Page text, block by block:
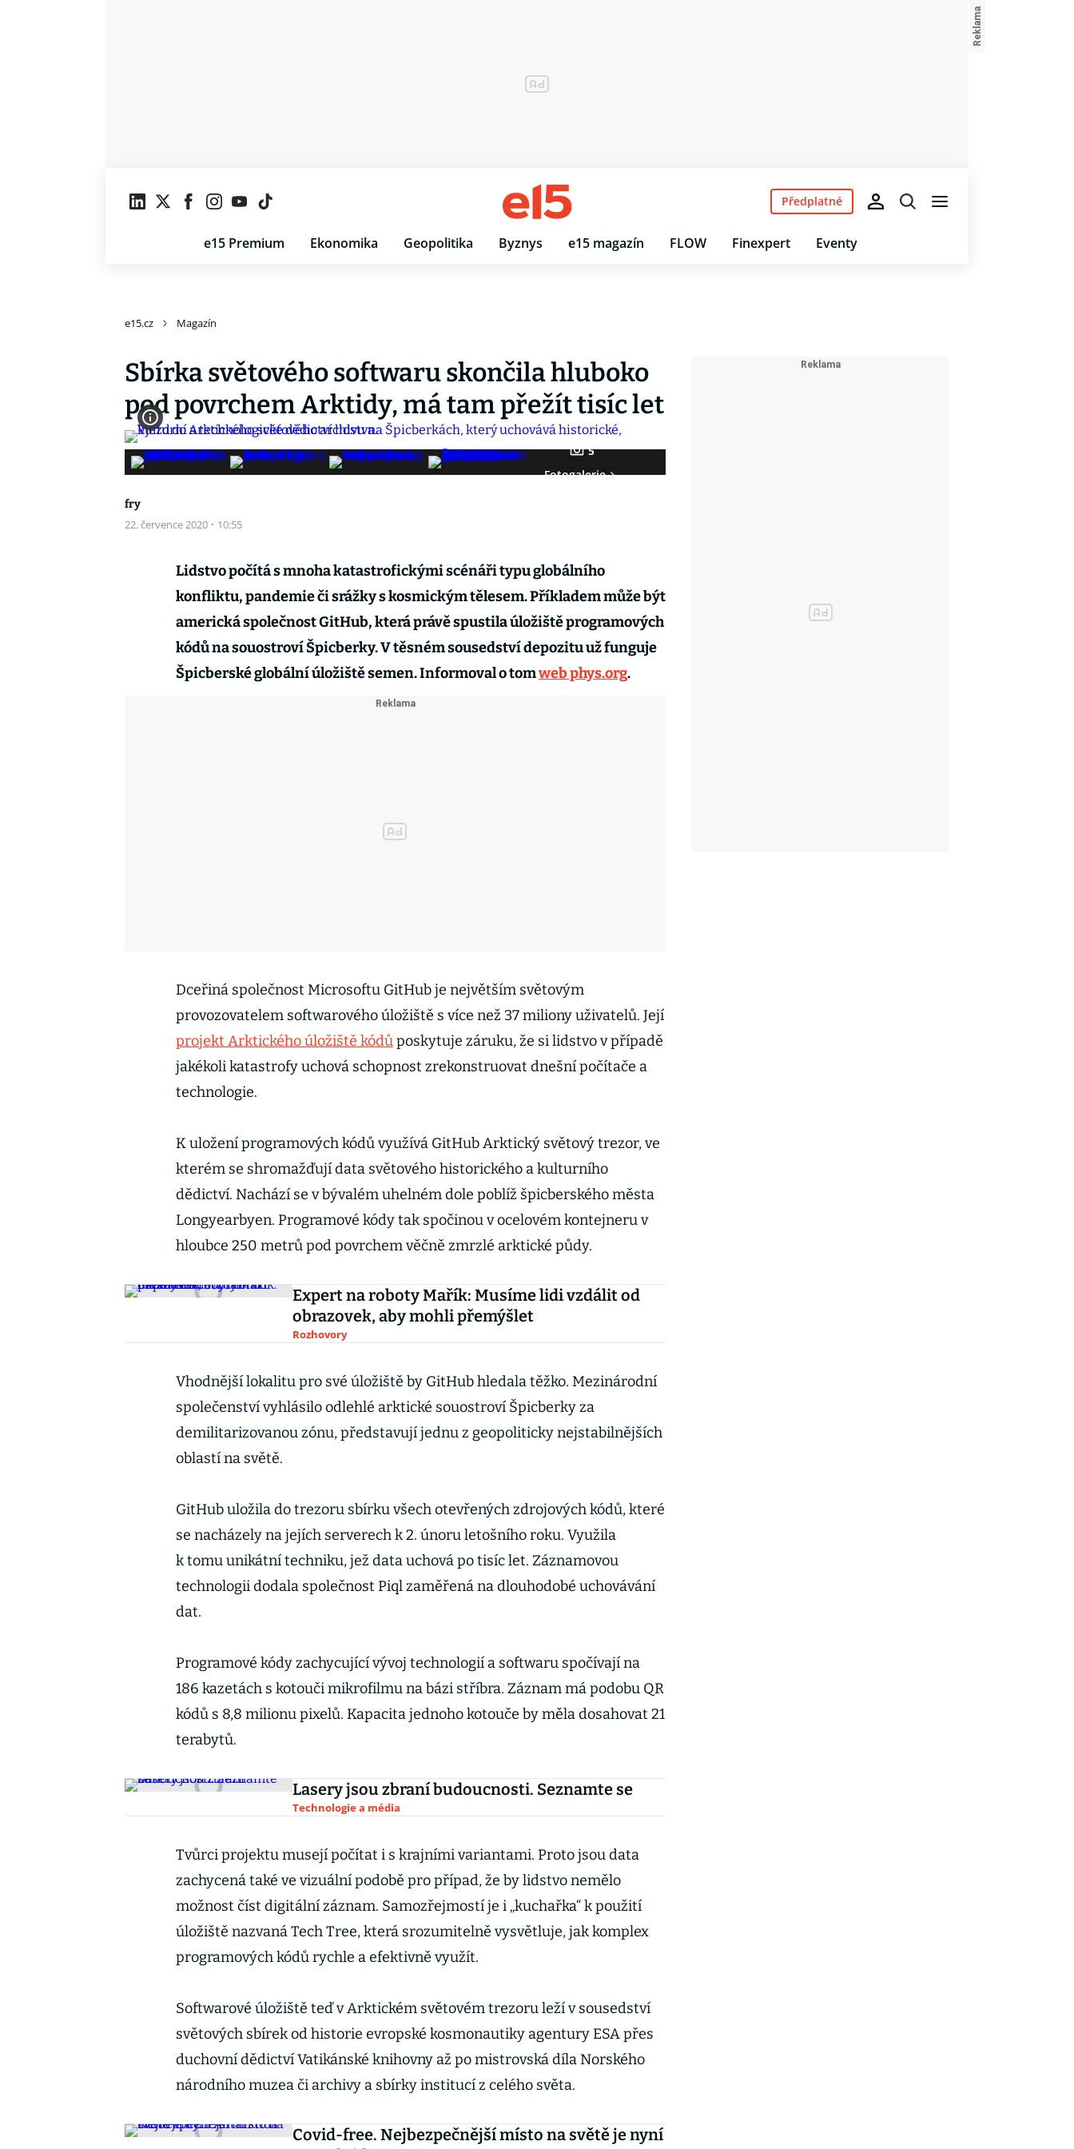
e15 Premium Ekonomika Geopolitika Byznys e15 magazín FLOW Finexpert Eventy
Předplatné
e15.cz Magazín
Sbírka světového softwaru skončila hluboko
pod povrchem Arktidy, má tam přežít tisíc let
5
Fotogalerie
fry
22. července 2020 · 10:55
Lidstvo počítá s mnoha katastrofickými scénáři typu globálního
konfliktu, pandemie či srážky s kosmickým tělesem. Příkladem může být
americká společnost GitHub, která právě spustila úložiště programových
kódů na souostroví Špicberky. V těsném sousedství depozitu už funguje
Špicberské globální úložiště semen. Informoval o tomweb phys.org.
Dceřiná společnost Microsoftu GitHub je největším světovým
provozovatelem softwarového úložiště s více než 37 miliony uživatelů. Její
projekt Arktického úložiště kódůposkytuje záruku, že si lidstvo v případě
jakékoli katastrofy uchová schopnost zrekonstruovat dnešní počítače a
technologie.
K uložení programových kódů využívá GitHub Arktický světový trezor, ve
kterém se shromažďují data světového historického a kulturního
dědictví. Nachází se v bývalém uhelném dole poblíž špicberského města
Longyearbyen. Programové kódy tak spočinou v ocelovém kontejneru v
hloubce 250 metrů pod povrchem věčně zmrzlé arktické půdy.
Expert na roboty Mařík: Musíme lidi vzdálit od
obrazovek, aby mohli přemýšlet
Rozhovory
Vhodnější lokalitu pro své úložiště by GitHub hledala těžko. Mezinárodní
společenství vyhlásilo odlehlé arktické souostroví Špicberky za
demilitarizovanou zónu, představují jednu z geopoliticky nejstabilnějších
oblastí na světě.
GitHub uložila do trezoru sbírku všech otevřených zdrojových kódů, které
se nacházely na jejích serverech k 2. únoru letošního roku. Využila
k tomu unikátní techniku, jež data uchová po tisíc let. Záznamovou
technologii dodala společnost Piql zaměřená na dlouhodobé uchovávání
dat.
Programové kódy zachycující vývoj technologií a softwaru spočívají na
186 kazetách s kotouči mikrofilmu na bázi stříbra. Záznam má podobu QR
kódů s 8,8 milionu pixelů. Kapacita jednoho kotouče by měla dosahovat 21
terabytů.
Lasery jsou zbraní budoucnosti. Seznamte se
Technologie a média
Tvůrci projektu musejí počítat i s krajními variantami. Proto jsou data
zachycená také ve vizuální podobě pro případ, že by lidstvo nemělo
možnost číst digitální záznam. Samozřejmostí je i „kuchařka“ k použití
úložiště nazvaná Tech Tree, která srozumitelně vysvětluje, jak komplex
programových kódů rychle a efektivně využít.
Softwarové úložiště teď v Arktickém světovém trezoru leží v sousedství
světových sbírek od historie evropské kosmonautiky agentury ESA přes
duchovní dědictví Vatikánské knihovny až po mistrovská díla Norského
národního muzea či archivy a sbírky institucí z celého světa.
Covid-free. Nejbezpečnější místo na světě je nyní